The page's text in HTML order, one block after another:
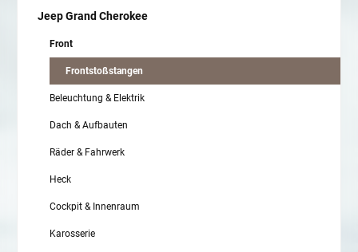
Jeep Grand Cherokee
Front
Frontstoßstangen
Beleuchtung & Elektrik
Dach & Aufbauten
Räder & Fahrwerk
Heck
Cockpit & Innenraum
Karosserie